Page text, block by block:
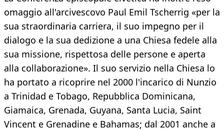
omaggio all'arcivescovo Paul Emil Tscherrig «per la
sua straordinaria carriera, il suo impegno per il
dialogo e la sua dedizione a una Chiesa fedele alla
sua missione, rispettosa delle persone e aperta
alla collaborazione». Il suo servizio nella Chiesa lo
ha portato a ricoprire nel 2000 l'incarico di Nunzio
a Trinidad e Tobago, Repubblica Dominicana,
Giamaica, Grenada, Guyana, Santa Lucia, Saint
Vincent e Grenadine e Bahamas; dal 2001 anche a